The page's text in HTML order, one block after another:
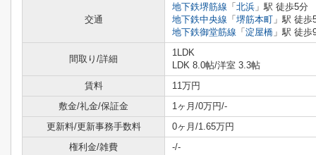
交通
地下鉄堺筋線 「 北浜 」駅 徒歩5分
地下鉄中央線 「 堺筋本町 」駅 徒歩
地下鉄御堂筋線 「 淀屋橋 」駅 徒歩
間取り/詳細
1LDK
LDK 8.0帖/洋室 3.3帖
賃料
11万円
敷金/礼金/保証金
1ヶ月/0万円/-
更新料/更新事務手数料
0ヶ月/1.65万円
権利金/雑費
-/-